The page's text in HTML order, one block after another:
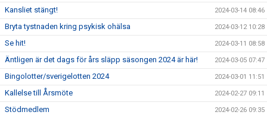
Kansliet stängt! 2024-03-14 08:46
Bryta tystnaden kring psykisk ohälsa 2024-03-12 10:28
Se hit! 2024-03-11 08:58
Äntligen är det dags för års släpp säsongen 2024 är här! 2024-03-05 07:47
Bingolotter/sverigelotten 2024 2024-03-01 11:51
Kallelse till Årsmöte 2024-02-27 09:11
Stödmedlem 2024-02-26 09:35